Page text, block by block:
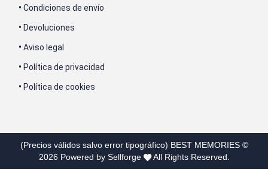
• Condiciones de envío
• Devoluciones
• Aviso legal
• Política de privacidad
• Política de cookies
(Precios válidos salvo error tipográfico) BEST MEMORIES©
2026 Powered by Sellforge All Rights Reserved.